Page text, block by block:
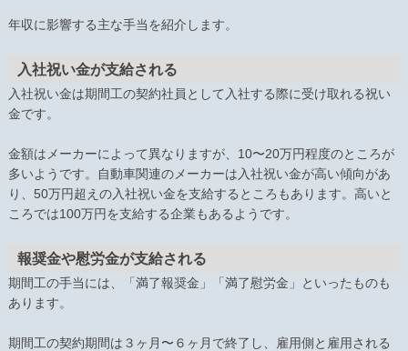
年収に影響する主な手当を紹介します。
入社祝い金が支給される
入社祝い金は期間工の契約社員として入社する際に受け取れる祝い
金です。
金額はメーカーによって異なりますが、10〜20万円程度のところが
多いようです。自動車関連のメーカーは入社祝い金が高い傾向があ
り、50万円超えの入社祝い金を支給するところもあります。高いと
ころでは100万円を支給する企業もあるようです。
報奨金や慰労金が支給される
期間工の手当には、「満了報奨金」「満了慰労金」といったものも
あります。
期間工の契約期間は３ヶ月〜６ヶ月で終了し、雇用側と雇用される